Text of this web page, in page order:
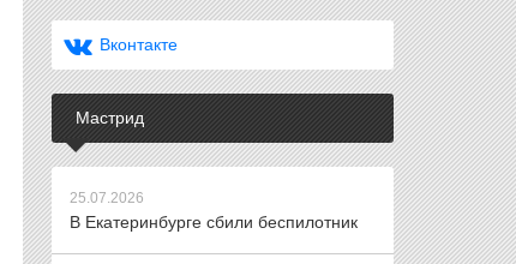
Вконтакте
Мастрид
25.07.2026
В Екатеринбурге сбили беспилотник